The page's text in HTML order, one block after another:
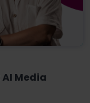
Media